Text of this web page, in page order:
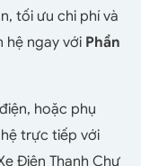
tối ưu chi phí và
hệ ngay với Phần
hoặc phụ
trực tiếp với
Điện Thanh Chư